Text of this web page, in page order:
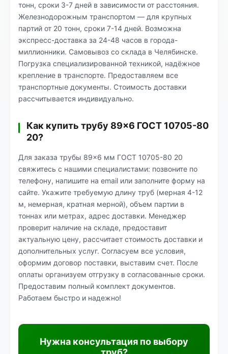
тонн, сроки 3-7 дней в зависимости от расстояния.
Железнодорожным транспортом — для крупных
партий от 20 тонн, сроки 7-14 дней. Возможна
экспресс-доставка за 24-48 часов в города-
миллионники. Самовывоз со склада в Челябинске.
Погрузка специализированной техникой, надёжное
крепление в транспорте. Предоставляем все
транспортные документы. Стоимость доставки
рассчитывается индивидуально.
Как купить трубу 89×6 ГОСТ 10705-80
20?
Для заказа трубы 89×6 мм ГОСТ 10705-80 20
свяжитесь с нашими специалистами: позвоните по
телефону, напишите на email или заполните форму на
сайте. Укажите требуемую длину труб (мерная 4-12
м, немерная, кратная мерной), объем партии в
тоннах или метрах, адрес доставки. Менеджер
проверит наличие на складе, предоставит
актуальную цену, рассчитает стоимость доставки и
дополнительных услуг. Согласуем все условия,
оформим договор поставки, выставим счет. После
оплаты организуем отгрузку в согласованные сроки.
Предоставим полный комплект документов.
Работаем быстро и надежно!
Нужна консультация по выбору